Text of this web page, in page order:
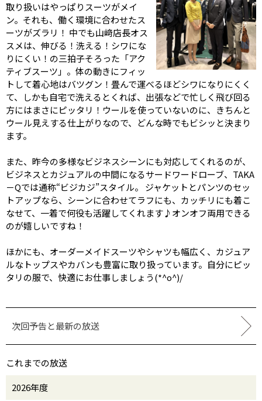
取り扱いはやっぱりスーツがメイ
ン。それも、働く環境に合わせたス
ーツがズラリ！ 中でも山﨑店長オス
スメは、伸びる！洗える！シワにな
りにくい！の三拍子そろった「アク
ティブスーツ」。体の動きにフィッ
トして着心地はバツグン！畳んで運べるほどシワになりにくく
て、しかも自宅で洗えるとくれば、出張などで忙しく飛び回る
方にはまさにピッタリ！ウールを使っていないのに、きちんと
ウール見えする仕上がりなので、どんな時でもビシッと決まり
ます。
また、昨今の多様なビジネスシーンにも対応してくれるのが、
ビジネスとカジュアルの中間になるサードワードローブ、TAKA
－Qでは通称“ビジカジ”スタイル。 ジャケットとパンツのセッ
トアップなら、シーンに合わせてラフにも、カッチリにも着こ
なせて、一着で何役も活躍してくれます♪オンオフ両用できる
のが嬉しいですね！
ほかにも、オーダーメイドスーツやシャツも幅広く、カジュア
ルなトップスやカバンも豊富に取り扱っています。自分にピッ
タリの服で、快適にお仕事しましょう(*^o^)/
次回予告と最新の放送
これまでの放送
2026年度